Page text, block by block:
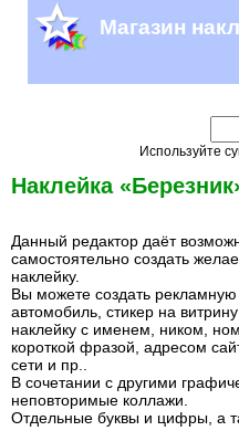
Магазин
Используйте
Наклейка
Данный редактор даёт
самостоятельно создать
наклейку.
Вы можете создать рекламную
автомобиль, стикер на
наклейку с именем, ником,
короткой фразой, адресом
сети и пр..
В сочетании с другими
неповторимые коллажи.
Отдельные буквы и цифры, а